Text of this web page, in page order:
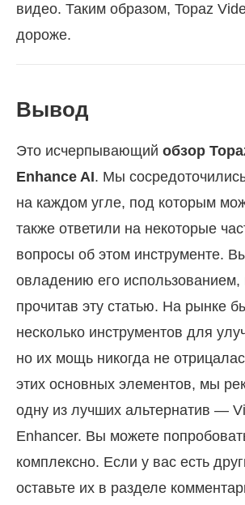
видео. Таким образом, Topaz
дороже.
Вывод
Это исчерпывающий обзор
Enhance AI. Мы
на каждом угле, под которым
также ответили на некоторые
вопросы об этом инструменте.
овладению его использованием,
прочитав эту статью. На рынке
несколько инструментов для
но их мощь никогда не
этих основных элементов, мы
одну из лучших альтернатив —
Enhancer. Вы можете
комплексно. Если у вас есть
оставьте их в разделе